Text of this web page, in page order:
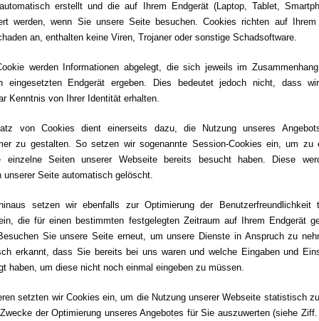
erstellt und die auf Ihrem Endgerät (Laptop, Tablet,
werden, wenn Sie unsere Seite besuchen. Cookies richten auf Ihrem
an, enthalten keine Viren, Trojaner oder sonstige Schadsoftware.
werden Informationen abgelegt, die sich jeweils im
eingesetzten Endgerät ergeben. Dies bedeutet jedoch nicht, dass
Kenntnis von Ihrer Identität erhalten.
von Cookies dient einerseits dazu, die Nutzung unseres
zu gestalten. So setzen wir sogenannte Session-Cookies ein, um zu
einzelne Seiten unserer Webseite bereits besucht haben. Diese
unserer Seite automatisch gelöscht.
setzen wir ebenfalls zur Optimierung der Benutzerfreundlichkeit
die für einen bestimmten festgelegten Zeitraum auf Ihrem Endgerät
Sie unsere Seite erneut, um unsere Dienste in Anspruch zu
erkannt, dass Sie bereits bei uns waren und welche Eingaben und
haben, um diese nicht noch einmal eingeben zu müssen.
setzten wir Cookies ein, um die Nutzung unserer Webseite statistisch
der Optimierung unseres Angebotes für Sie auszuwerten (siehe